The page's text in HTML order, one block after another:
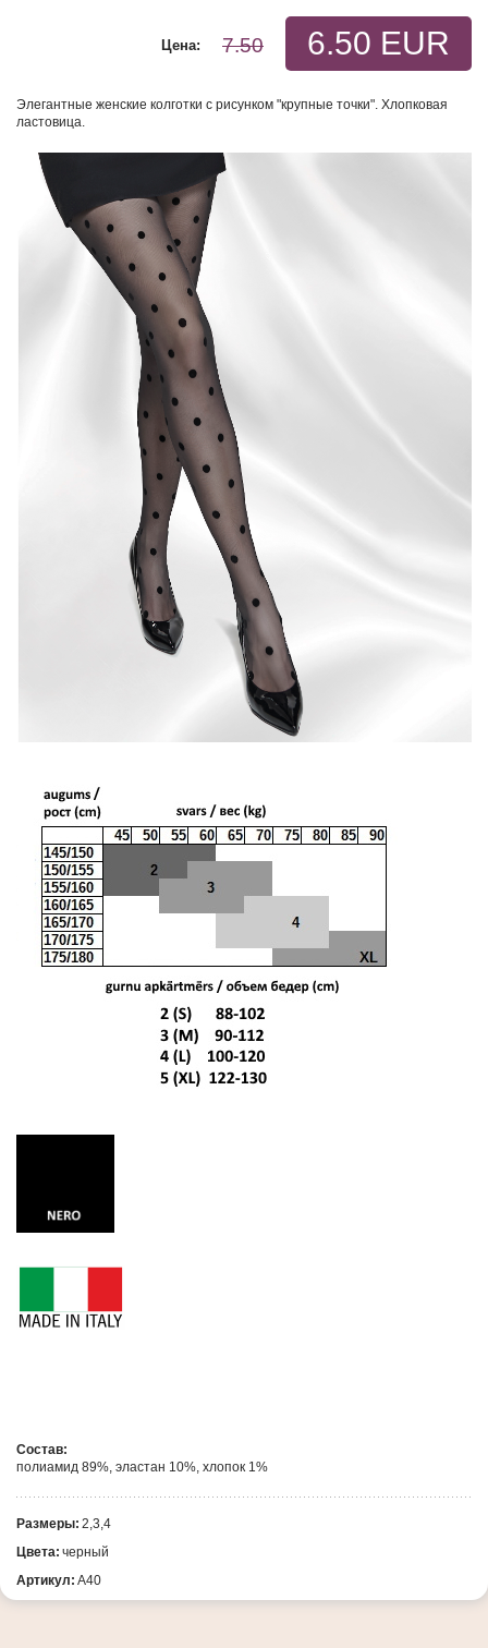
6.50 EUR
7.50
Цена:
Элегантные женские колготки с рисунком "крупные точки". Хлопковая
ластовица.
Состав:
полиамид 89%, эластан 10%, хлопок 1%
Размеры: 2,3,4
Цвета: черный
Артикул: A40